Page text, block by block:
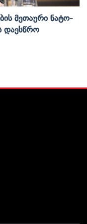
Მეთაური Ნატო-
Დაესწრო